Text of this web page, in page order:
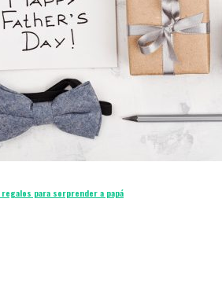
para sorprender a papá